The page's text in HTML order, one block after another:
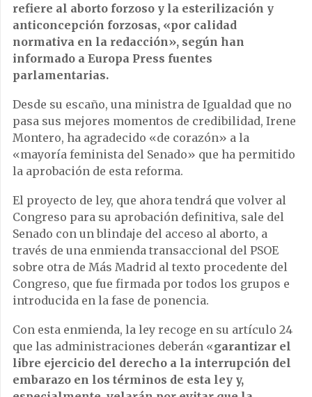
refiere al aborto forzoso y la esterilización y
anticoncepción forzosas, «por calidad
normativa en la redacción», según han
informado a Europa Press fuentes
parlamentarias.
Desde su escaño, una ministra de Igualdad que no
pasa sus mejores momentos de credibilidad, Irene
Montero, ha agradecido «de corazón» a la
«mayoría feminista del Senado» que ha permitido
la aprobación de esta reforma.
El proyecto de ley, que ahora tendrá que volver al
Congreso para su aprobación definitiva, sale del
Senado con un blindaje del acceso al aborto, a
través de una enmienda transaccional del PSOE
sobre otra de Más Madrid al texto procedente del
Congreso, que fue firmada por todos los grupos e
introducida en la fase de ponencia.
Con esta enmienda, la ley recoge en su artículo 24
que las administraciones deberán «garantizar el
libre ejercicio del derecho a la interrupción del
embarazo en los términos de esta ley y,